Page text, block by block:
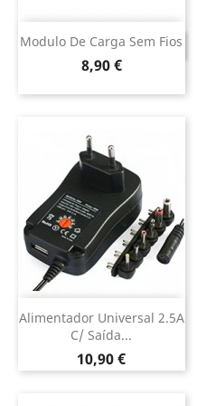
Modulo De Carga Sem Fios
Preço
8,90 €
DESCONTINUADO
Alimentador Universal 2.5A
C/ Saída...
Preço
10,90 €